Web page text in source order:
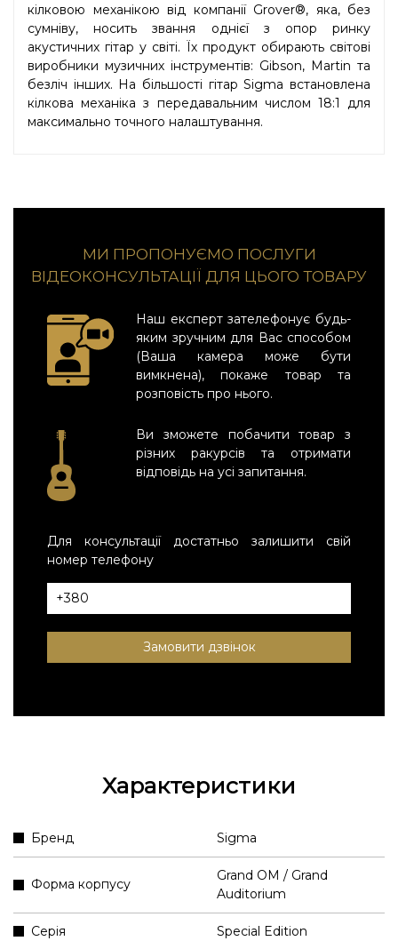
кілковою механікою від компанії Grover®, яка, без
сумніву, носить звання однієї з опор ринку
акустичних гітар у світі. Їх продукт обирають світові
виробники музичних інструментів: Gibson, Martin та
безліч інших. На більшості гітар Sigma встановлена
кілкова механіка з передавальним числом 18:1 для
максимально точного налаштування.
МИ ПРОПОНУЄМО ПОСЛУГИ
ВІДЕОКОНСУЛЬТАЦІЇ ДЛЯ ЦЬОГО ТОВАРУ
Наш експерт зателефонує будь-
яким зручним для Вас способом
(Ваша камера може бути
вимкнена), покаже товар та
розповість про нього.
Ви зможете побачити товар з
різних ракурсів та отримати
відповідь на усі запитання.
Для консультації достатньо залишити свій
номер телефону
Замовити дзвінок
Характеристики
Бренд Sigma
Форма корпусу
Grand OM / Grand
Auditorium
Серія Special Edition